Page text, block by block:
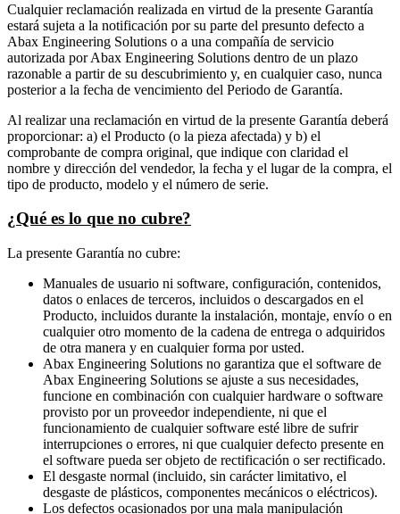
Cualquier reclamación realizada en virtud de la presente Garantía
estará sujeta a la notificación por su parte del presunto defecto a
Abax Engineering Solutions o a una compañía de servicio
autorizada por Abax Engineering Solutions dentro de un plazo
razonable a partir de su descubrimiento y, en cualquier caso, nunca
posterior a la fecha de vencimiento del Periodo de Garantía.
Al realizar una reclamación en virtud de la presente Garantía deberá
proporcionar: a) el Producto (o la pieza afectada) y b) el
comprobante de compra original, que indique con claridad el
nombre y dirección del vendedor, la fecha y el lugar de la compra, el
tipo de producto, modelo y el número de serie.
¿Qué es lo que no cubre?
La presente Garantía no cubre:
Manuales de usuario ni software, configuración, contenidos,
datos o enlaces de terceros, incluidos o descargados en el
Producto, incluidos durante la instalación, montaje, envío o en
cualquier otro momento de la cadena de entrega o adquiridos
de otra manera y en cualquier forma por usted.
Abax Engineering Solutions no garantiza que el software de
Abax Engineering Solutions se ajuste a sus necesidades,
funcione en combinación con cualquier hardware o software
provisto por un proveedor independiente, ni que el
funcionamiento de cualquier software esté libre de sufrir
interrupciones o errores, ni que cualquier defecto presente en
el software pueda ser objeto de rectificación o ser rectificado.
El desgaste normal (incluido, sin carácter limitativo, el
desgaste de plásticos, componentes mecánicos o eléctricos).
Los defectos ocasionados por una mala manipulación